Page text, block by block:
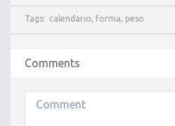
Tags: calendario, forma, peso
Comments